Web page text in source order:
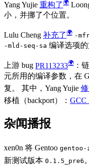
Yang Yujie 重构了
小，并挪了个位置。
Lulu Cheng 补充了 -
-mld-seq-sa 编译选项的
上游 bug PR113233
：
元所用的编译参数，在
复。 其中，Yang Yujie
移植（backport）： GCC
杂闻播报
xen0n 将 Gentoo gentoo-
新测试版本 0.1.5_pre6